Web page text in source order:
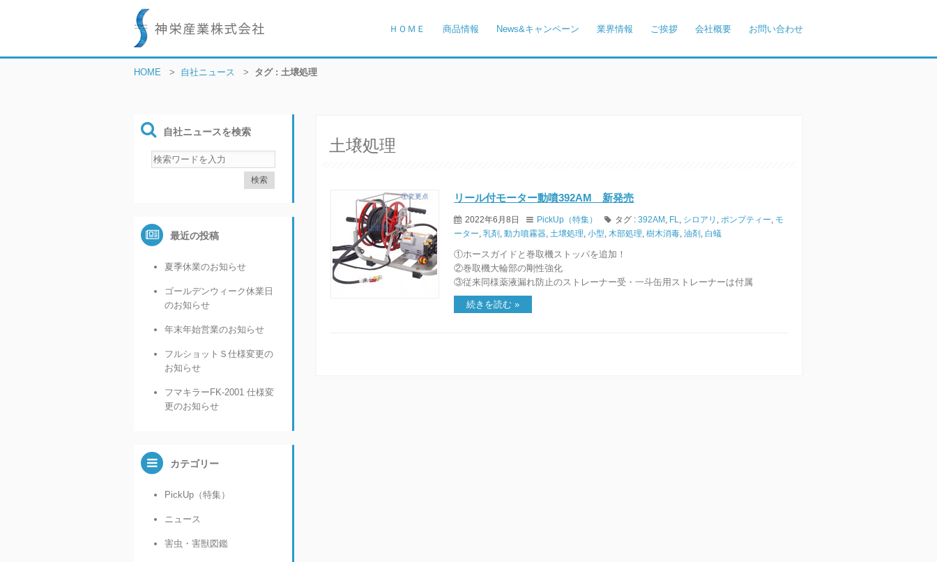
ＨＯＭＥ 商品情報 News&キャンペーン 業界情報 ご挨拶 会社概要 お問い合わせ
HOME > 自社ニュース > タグ : 土壌処理
土壌処理
リール付モーター動噴392AM 新発売
2022年6月8日 PickUp（特集） タグ :392AM FL シロアリ ポンプティー
モ
ーター ,乳剤 ,動力噴霧器 土壌処理 ,小型 木部処理 ,樹木消毒 ,油剤 白蟻
①ホースガイドと巻取機ストッパを追加！
②巻取機大輪部の剛性強化
③従来同様薬液漏れ防止のストレーナー受・一斗缶用ストレーナーは付属
続きを読む »
自社ニュースを検索
最近の投稿
夏季休業のお知らせ
ゴールデンウィーク休業日
のお知らせ
年末年始営業のお知らせ
フルショットＳ仕様変更の
お知らせ
フマキラーFK-2001 仕様変
更のお知らせ
カテゴリー
PickUp（特集）
ニュース
害虫・害獣図鑑